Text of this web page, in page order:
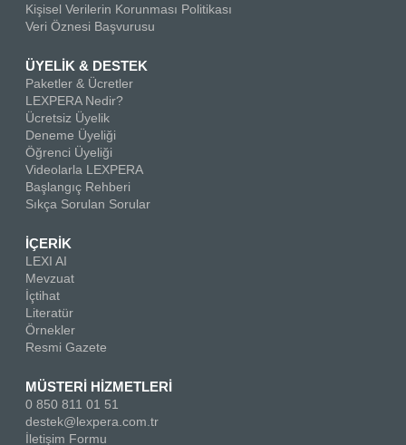
Kişisel Verilerin Korunması Politikası
Veri Öznesi Başvurusu
ÜYELİK & DESTEK
Paketler & Ücretler
LEXPERA Nedir?
Ücretsiz Üyelik
Deneme Üyeliği
Öğrenci Üyeliği
Videolarla LEXPERA
Başlangıç Rehberi
Sıkça Sorulan Sorular
İÇERİK
LEXI AI
Mevzuat
İçtihat
Literatür
Örnekler
Resmi Gazete
MÜSTERİ HİZMETLERİ
0 850 811 01 51
destek@lexpera.com.tr
İletişim Formu